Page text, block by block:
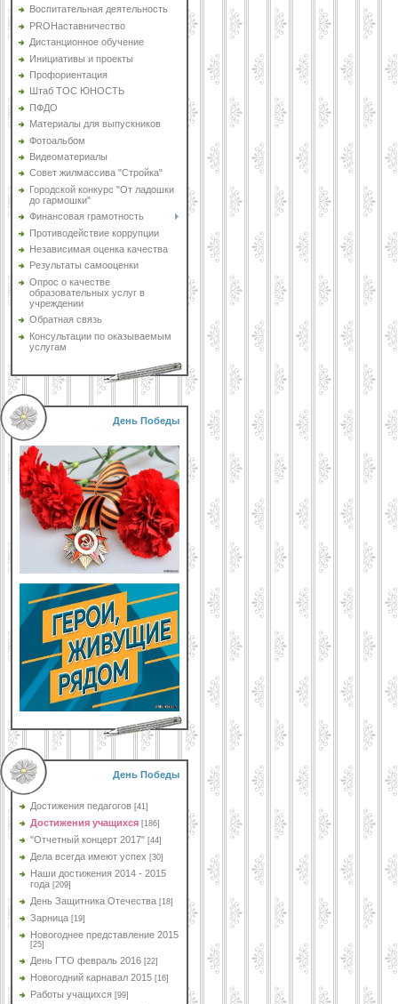
Воспитательная деятельность
PROНаставничество
Дистанционное обучение
Инициативы и проекты
Профориентация
Штаб ТОС ЮНОСТЬ
ПФДО
Материалы для выпускников
Фотоальбом
Видеоматериалы
Совет жилмассива "Стройка"
Городской конкурс "От ладошки
до гармошки"
Финансовая грамотность
Противодействие коррупции
Независимая оценка качества
Результаты самооценки
Опрос о качестве
образовательных услуг в
учреждении
Обратная связь
Консультации по оказываемым
услугам
День Победы
День Победы
Достижения педагогов [41]
Достижения учащихся [186]
"Отчетный концерт 2017" [44]
Дела всегда имеют успех [30]
Наши достижения 2014 - 2015
года [209]
День Защитника Отечества [18]
Зарница [19]
Новогоднее представление 2015
[25]
День ГТО февраль 2016 [22]
Новогодний карнавал 2015 [16]
Работы учащихся [99]